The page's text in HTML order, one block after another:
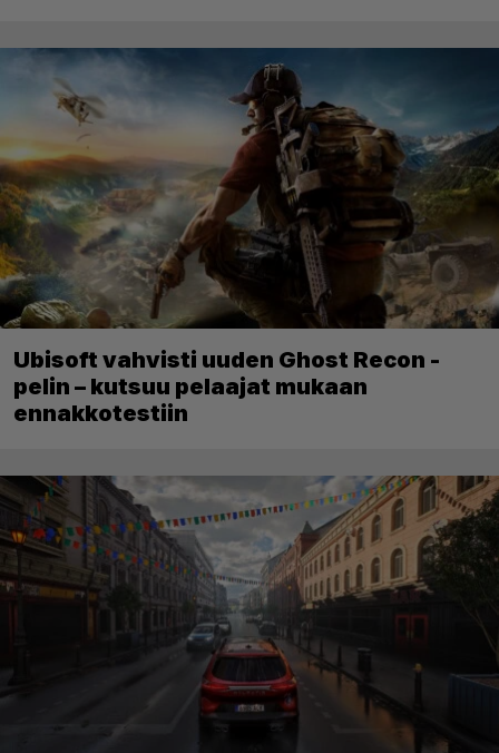
Ubisoft vahvisti uuden Ghost Recon -
pelin – kutsuu pelaajat mukaan
ennakkotestiin